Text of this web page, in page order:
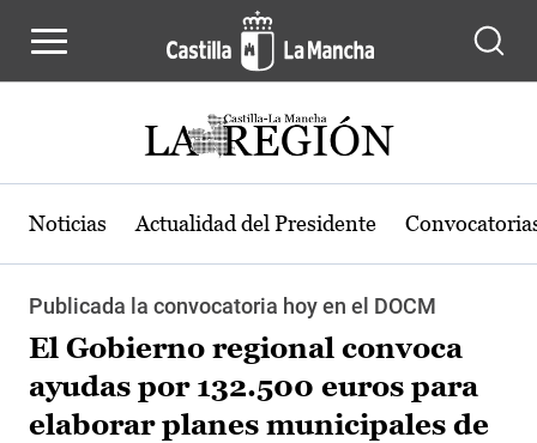
Noticias Actualidad del Presidente
Publicada la convocatoria hoy en el DOCM
El Gobierno regional convoca
ayudas por 132.500 euros para
elaborar planes municipales de